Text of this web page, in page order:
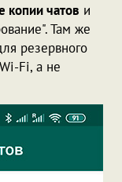
копии чатов и
Там же
резервного
Fi, а не